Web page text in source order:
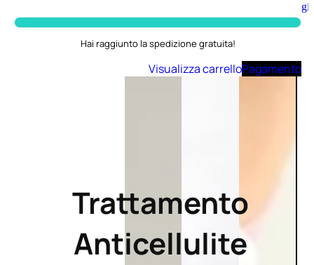
Aggiungi
al
Hai raggiunto la spedizione gratuita!
Visualizza carrelloPagamento
Trattamento
Anticellulite